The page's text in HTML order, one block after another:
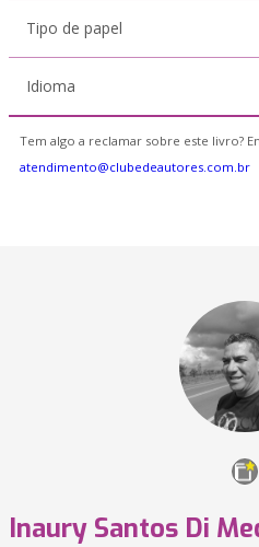
Tipo de papel
Idioma
Tem algo a reclamar sobre este livro?
atendimento@clubedeautores.com.br
Inaury Santos Di